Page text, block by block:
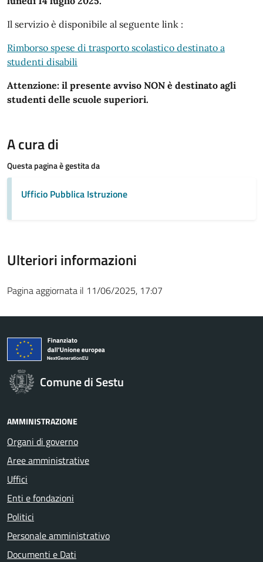
Il servizio è disponibile al seguente link :
Rimborso spese di trasporto scolastico destinato a
studenti disabili
Attenzione: il presente avviso NON è destinato agli
studenti delle scuole superiori.
A cura di
Questa pagina è gestita da
Ufficio Pubblica Istruzione
Ulteriori informazioni
Pagina aggiornata il 11/06/2025, 17:07
Comune di Sestu
AMMINISTRAZIONE
Organi di governo
Aree amministrative
Uffici
Enti e fondazioni
Politici
Personale amministrativo
Documenti e Dati